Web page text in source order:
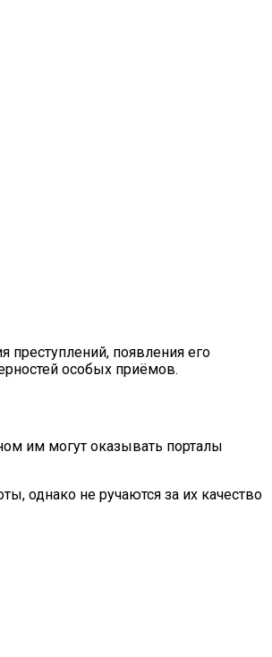
преступлений, появления его
особых приёмов.
им могут оказывать порталы
однако не ручаются за их качество